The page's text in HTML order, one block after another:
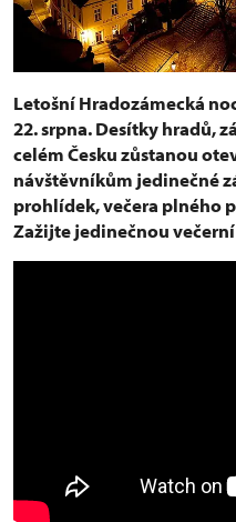
Letošní Hradozámecká
22. srpna. Desítky hradů,
celém Česku zůstanou
návštěvníkům jedinečné
prohlídek, večera plného
Zažijte jedinečnou